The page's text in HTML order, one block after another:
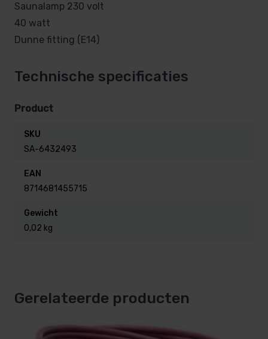
Saunalamp 230 volt
40 watt
Dunne fitting (E14)
Technische specificaties
Product
SKU
SA-6432493
EAN
8714681455715
Gewicht
0,02 kg
Gerelateerde producten